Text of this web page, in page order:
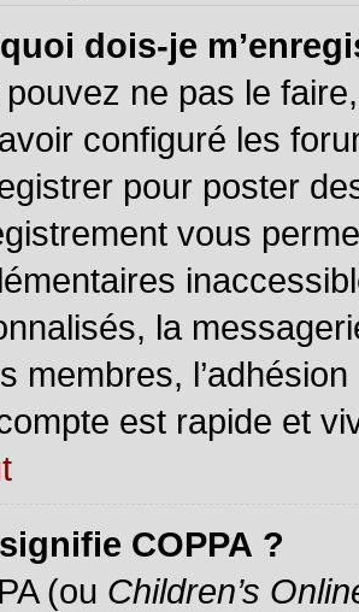
dois-je
ne pas le
configuré les
pour poster
vous
la
membres,
est rapide et
COPPA ?
(ou Children’s